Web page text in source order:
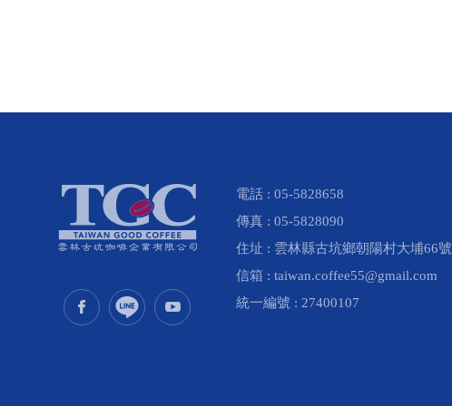
電話 :05-5828658
傳真 :05-5828090
住址 : 雲林縣古坑鄉朝陽村大埔66號
信箱 :taiwan.coffee55@gmail.com
統一編號 : 27400107